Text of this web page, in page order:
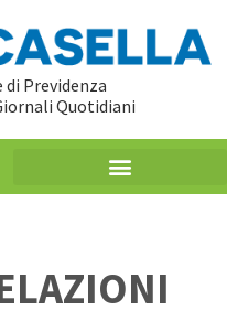
di Previdenza
Quotidiani